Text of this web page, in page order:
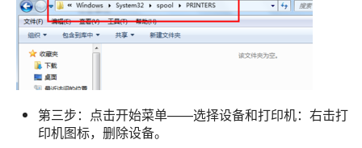
第三步：点击开始菜单——选择设备和打印机：右击打
印机图标，删除设备。